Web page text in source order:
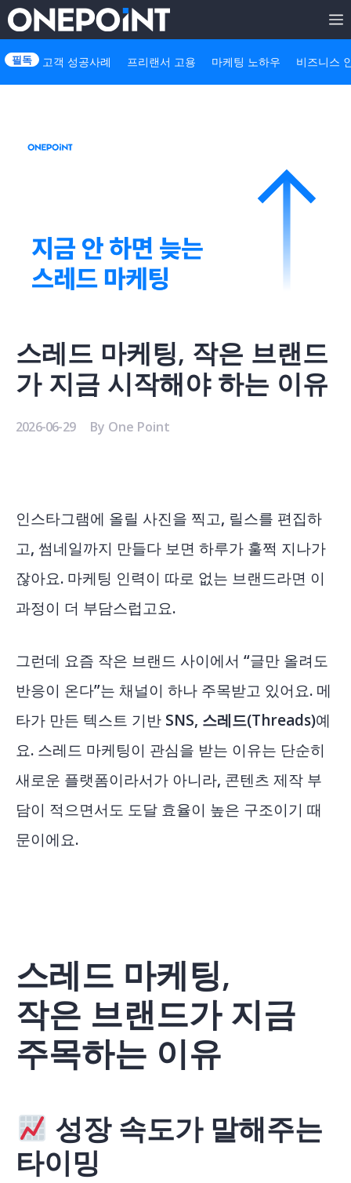
Skip
to
content
고객 성공사례 프리랜서 고용 마케팅 노하우 비즈니스
스레드 마케팅, 작은 브랜드
가 지금 시작해야 하는 이유
2026-06-29 By One Point
인스타그램에 올릴 사진을 찍고, 릴스를 편집하
고, 썸네일까지 만들다 보면 하루가 훌쩍 지나가
잖아요. 마케팅 인력이 따로 없는 브랜드라면 이
과정이 더 부담스럽고요.
그런데 요즘 작은 브랜드 사이에서 “글만 올려도
반응이 온다”는 채널이 하나 주목받고 있어요. 메
타가 만든 텍스트 기반 SNS, 스레드(Threads)예
요. 스레드 마케팅이 관심을 받는 이유는 단순히
새로운 플랫폼이라서가 아니라, 콘텐츠 제작 부
담이 적으면서도 도달 효율이 높은 구조이기 때
문이에요.
스레드 마케팅,
작은 브랜드가 지금
주목하는 이유
성장 속도가 말해주는
타이밍